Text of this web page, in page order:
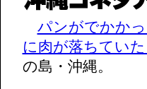
パンがでかかっ
に肉が落ちていた
の島・沖縄。